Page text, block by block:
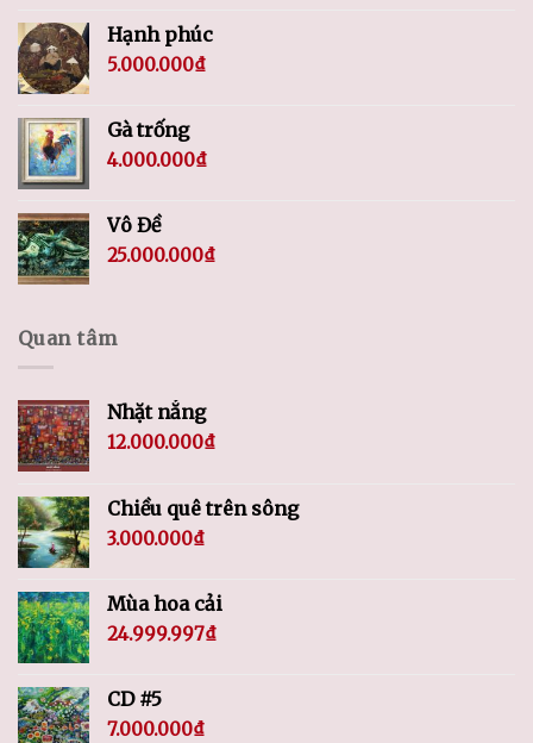
Hạnh phúc
5.000.000₫
Gà trống
4.000.000₫
Vô Đề
25.000.000₫
Quan tâm
Nhặt nắng
12.000.000₫
Chiều quê trên sông
3.000.000₫
Mùa hoa cải
24.999.997₫
CD #5
7.000.000₫